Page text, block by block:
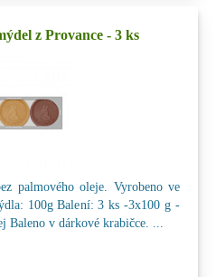
z Provance - 3 ks
palmového oleje. Vyrobeno ve
100g Balení: 3 ks -3x100 g -
v dárkové krabičce. ...